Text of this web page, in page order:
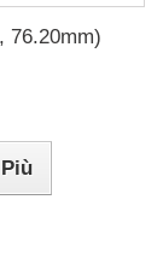
76.20mm)
Più